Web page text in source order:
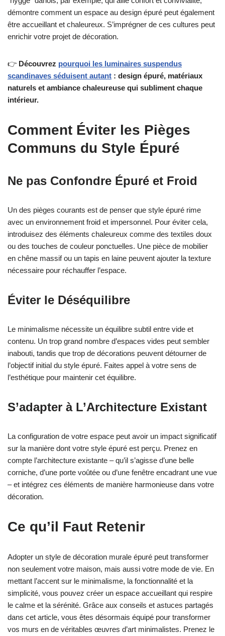
démontre comment un espace au design épuré peut également
être accueillant et chaleureux. S’imprégner de ces cultures peut
enrichir votre projet de décoration.
👉 Découvrez pourquoi les luminaires suspendus
scandinaves séduisent autant : design épuré, matériaux
naturels et ambiance chaleureuse qui subliment chaque
intérieur.
Comment Éviter les Pièges
Communs du Style Épuré
Ne pas Confondre Épuré et Froid
Un des pièges courants est de penser que style épuré rime
avec un environnement froid et impersonnel. Pour éviter cela,
introduisez des éléments chaleureux comme des textiles doux
ou des touches de couleur ponctuelles. Une pièce de mobilier
en chêne massif ou un tapis en laine peuvent ajouter la texture
nécessaire pour réchauffer l’espace.
Éviter le Déséquilibre
Le minimalisme nécessite un équilibre subtil entre vide et
contenu. Un trop grand nombre d’espaces vides peut sembler
inabouti, tandis que trop de décorations peuvent détourner de
l’objectif initial du style épuré. Faites appel à votre sens de
l’esthétique pour maintenir cet équilibre.
S’adapter à L’Architecture Existant
La configuration de votre espace peut avoir un impact significatif
sur la manière dont votre style épuré est perçu. Prenez en
compte l’architecture existante – qu’il s’agisse d’une belle
corniche, d’une porte voûtée ou d’une fenêtre encadrant une vue
– et intégrez ces éléments de manière harmonieuse dans votre
décoration.
Ce qu’il Faut Retenir
Adopter un style de décoration murale épuré peut transformer
non seulement votre maison, mais aussi votre mode de vie. En
mettant l’accent sur le minimalisme, la fonctionnalité et la
simplicité, vous pouvez créer un espace accueillant qui respire
le calme et la sérénité. Grâce aux conseils et astuces partagés
dans cet article, vous êtes désormais équipé pour transformer
vos murs en de véritables œuvres d’art minimalistes. Prenez le